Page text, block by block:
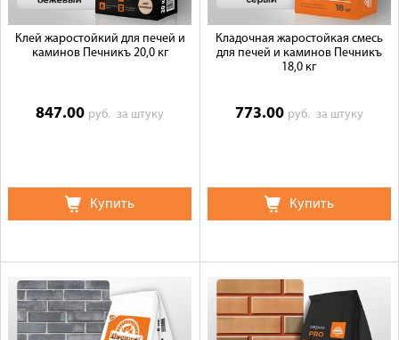
Клей жаростойкий для печей и
каминов Печникъ 20,0 кг
847.00 руб.за штуку
Купить
Кладочная жаростойкая смесь
для печей и каминов Печникъ
18,0 кг
773.00 руб. за штуку
Купить